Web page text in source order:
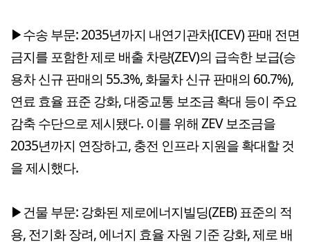
▶수송 부문: 2035년까지 내연기관차(ICEV) 판매 전면
금지를 포함한 제로 배출 차량(ZEV)의 급속한 보급(승
용차 신규 판매의 55.3%, 화물차 신규 판매의 60.7%),
연료 효율 표준 강화, 대중교통 보조금 확대 등이 주요
감축 수단으로 제시됐다. 이를 위해 ZEV 보조금을
2035년까지 연장하고, 충전 인프라 지원을 확대할 것
을 제시했다.
▶건물 부문: 강화된 제로에너지빌딩(ZEB) 표준의 적
용, 전기화 장려, 에너지 효율 자원 기준 강화, 제로 배